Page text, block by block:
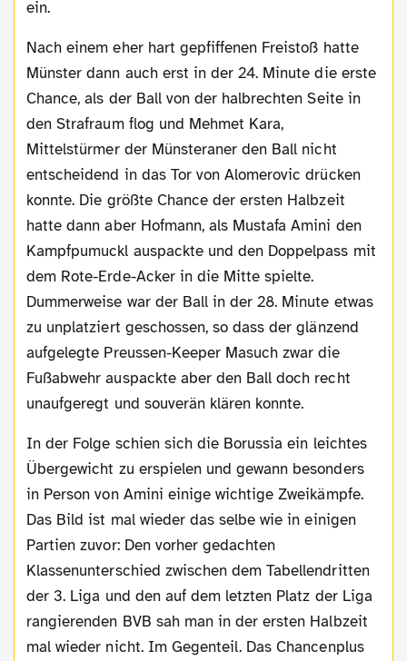
ein.
Nach einem eher hart gepfiffenen Freistoß hatte
Münster dann auch erst in der 24. Minute die erste
Chance, als der Ball von der halbrechten Seite in
den Strafraum flog und Mehmet Kara,
Mittelstürmer der Münsteraner den Ball nicht
entscheidend in das Tor von Alomerovic drücken
konnte. Die größte Chance der ersten Halbzeit
hatte dann aber Hofmann, als Mustafa Amini den
Kampfpumuckl auspackte und den Doppelpass mit
dem Rote-Erde-Acker in die Mitte spielte.
Dummerweise war der Ball in der 28. Minute etwas
zu unplatziert geschossen, so dass der glänzend
aufgelegte Preussen-Keeper Masuch zwar die
Fußabwehr auspackte aber den Ball doch recht
unaufgeregt und souverän klären konnte.
In der Folge schien sich die Borussia ein leichtes
Übergewicht zu erspielen und gewann besonders
in Person von Amini einige wichtige Zweikämpfe.
Das Bild ist mal wieder das selbe wie in einigen
Partien zuvor: Den vorher gedachten
Klassenunterschied zwischen dem Tabellendritten
der 3. Liga und den auf dem letzten Platz der Liga
rangierenden BVB sah man in der ersten Halbzeit
mal wieder nicht. Im Gegenteil. Das Chancenplus